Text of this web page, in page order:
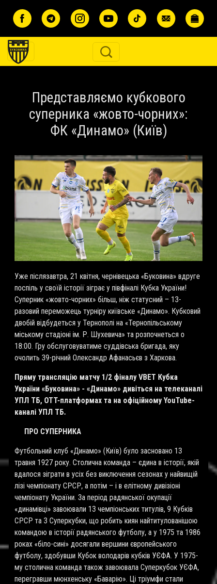
Представляємо кубкового
суперника «жовто-чорних»:
ФК «Динамо» (Київ)
Уже післязавтра, 21 квітня, чернівецька «Буковина» вдруге
поспіль у своїй історії зіграє у півфіналі Кубка України!
Суперник «жовто-чорних» більш, ніж статусний – 13-
разовий переможець турніру київське «Динамо». Кубковий
двобій відбудеться у Тернополі на «Тернопільському
міському стадіоні ім. Р. Шухевича» та розпочнеться о
18:00. Гру обслуговуватиме суддівська бригада, яку
очолить 39-річний Олександр Афанасьєв з Харкова.
Пряму трансляцію матчу 1/2 фіналу VBET Кубка
України «Буковина» - «Динамо» дивіться на телеканалі
УПЛ ТБ, OTT-платформах та на офіційному YouTube-
каналі УПЛ ТБ.
ПРО СУПЕРНИКА
Футбольний клуб «Динамо» (Київ) було засновано 13
травня 1927 року. Столична команда – єдина в історії, якій
вдалося зіграти в усіх без виключення сезонах у найвищій
лізі чемпіонату СРСР, а потім – і в елітному дивізіоні
чемпіонату України. За період радянської окупації
«динамівці» завоювали 13 чемпіонських титулів, 9 Кубків
СРСР та 3 Суперкубки, що робить киян найтитулованішою
командою в історії радянського футболу, а у 1975 та 1986
роках «біло-сині» досягали вершини європейського
футболу, здобувши Кубок володарів кубків УЄФА. У 1975-
му столична команда також завоювала Суперкубок УЄФА,
перегравши мюнхенську «Баварію». Ці тріумфи стали